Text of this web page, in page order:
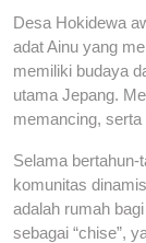
Desa Hokidewa
adat Ainu yang
memiliki budaya
utama Jepang.
memancing,
Selama
komunitas
adalah rumah
sebagai “chise”,